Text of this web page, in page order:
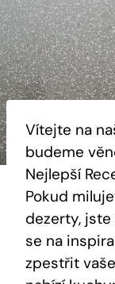
Vítejte na
budeme
Nejlepší
Pokud
dezerty,
se na
zpestřit